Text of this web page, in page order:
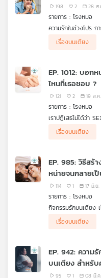
น้ำอสุจิ ก็สามารถสร้
หลายคนกำลังหาคำต
ไม่พุ่งเหมือนแต่ก่อน
เพิ่มปริมาณทำอย่าง
เมื่อถึงจุดสุดยอด รา
198 2 28 ส
รายการ : โรงหมอ
ความรักในช่วงโปร
ผ่านไปสักพักกลายเ
ถึงขั้นปวดหัวกับความ
คนที่เป็นแฟนกัน แต่ล
แสดงออกเลยจนทำใ
หรือบางคนแสดงออก
ในความรักได้เช่นกั
หลง กับ 10 วิธีที่รายก
เรื่องบนเตียง
EP. 1012: บอก
ไหนที่เธอชอบ ?
121 2 19 ส.
รายการ : โรงหมอ
เราปฏิเสธไม่ได้ว่า
สำคัญอย่างมากต่อชี
ยิ่งถ้ารู้ว่าคู่ของเรา
เรื่องบนเตียง
EP. 985: วิธีสร้
หน่ายจนกลายเ
114 1 17 มิ.ย
รายการ : โรงหมอ
กิจกรรมรักบนเตียง
ในตอนที่คบหากันให
หากอะไรที่เหมือนเ
สร้างบรรยากาศและ
สำคัญและสัมพันธ์กับ
เรื่องบนเตียง
EP. 942: ความ
บนเตียง สำหรั
95 1 08 มี.